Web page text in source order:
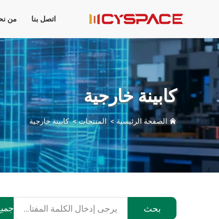
من اتصل بنا
كابينة خارجية
الصفحة الرئيسية > المنتجات>كابينة خارجية
بحث